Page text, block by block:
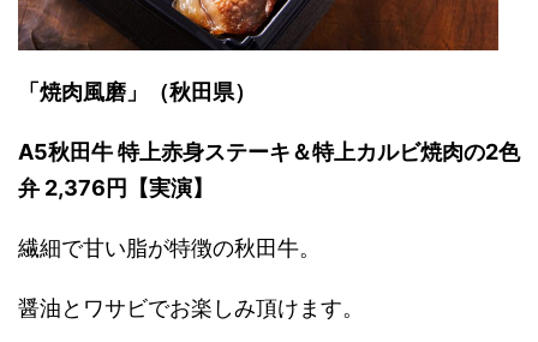
「焼肉風磨」（秋田県）
A5秋田牛 特上赤身ステーキ＆特上カルビ焼肉の2色
弁 2,376円【実演】
繊細で甘い脂が特徴の秋田牛。
醤油とワサビでお楽しみ頂けます。